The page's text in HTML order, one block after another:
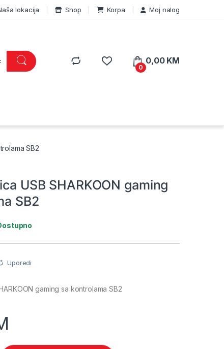
lokacija Shop Korpa Moj nalog
0
0,00 KM
SB2
USB SHARKOON gaming
SB2
Uporedi
gaming sa kontrolama SB2